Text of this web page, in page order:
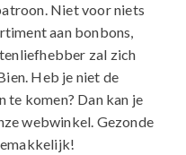
Niet voor niets
aan bonbons,
zal zich
Heb je niet de
te komen? Dan kan je
webwinkel. Gezonde